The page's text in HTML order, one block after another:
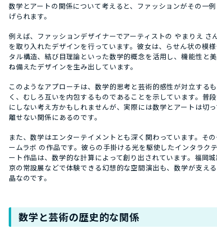
数学とアートの関係について考えると、ファッションがその一
げられます。
例えば、ファッションデザイナーでアーティストの やまりえ さ
を取り入れたデザインを行っています。彼女は、らせん状の模
タル構造、結び目理論といった数学的概念を活用し、機能性と
ね備えたデザインを生み出しています。
このようなアプローチは、数学的思考と芸術的感性が対立する
く、むしろ互いを内包するものであることを示しています。普
にしない考え方かもしれませんが、実際には数学とアートは切
離せない関係にあるのです。
また、数学はエンターテイメントとも深く関わっています。そ
ームラボ の作品です。彼らの手掛ける光を駆使したインタラク
ート作品は、数学的な計算によって創り出されています。福岡
京の常設展などで体験できる幻想的な空間演出も、数学が支え
晶なのです。
数学と芸術の歴史的な関係